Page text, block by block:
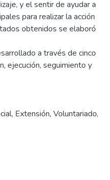
y el sentir de ayudar a
para realizar la acción
obtenidos se elaboró
a través de cinco
ejecución, seguimiento y
Extensión, Voluntariado,